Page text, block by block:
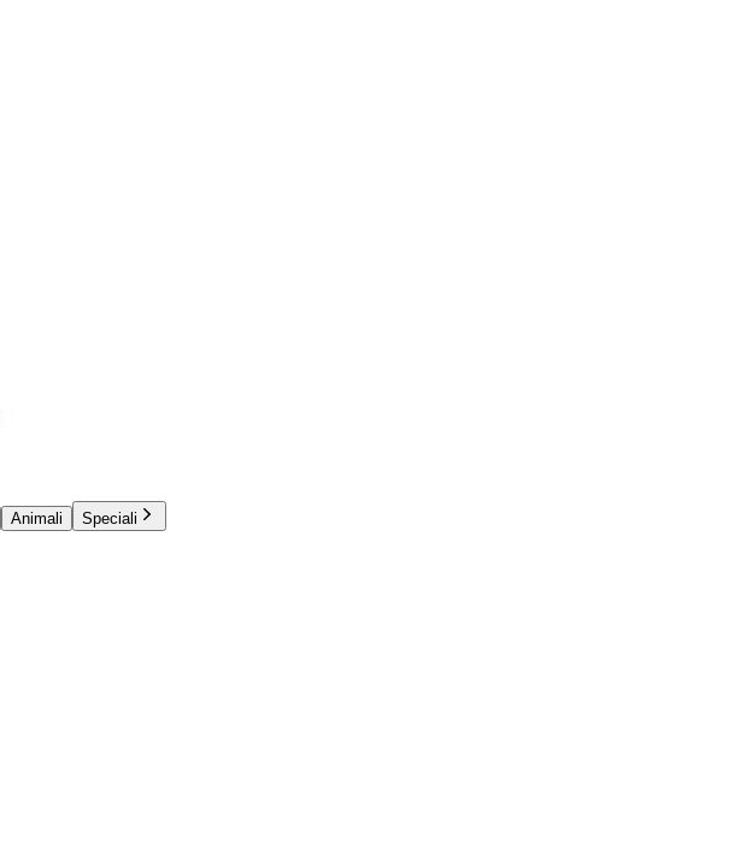
Animali
Speciali